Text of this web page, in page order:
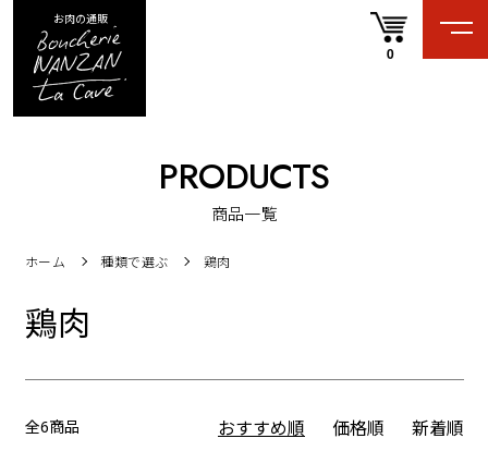
お肉の通販
0
PRODUCTS
商品一覧
ホーム 種類で選ぶ 鶏肉
鶏肉
全6商品 おすすめ順 価格順 新着順